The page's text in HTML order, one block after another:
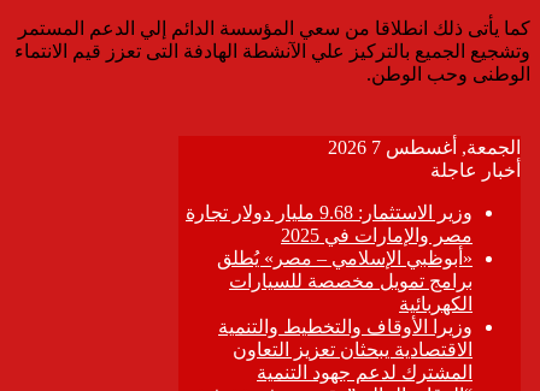
كما يأتى ذلك انطلاقا من سعي المؤسسة الدائم إلي الدعم المستمر
وتشجيع الجميع بالتركيز علي الآنشطة الهادفة التى تعزز قيم الانتماء
الوطنى وحب الوطن.